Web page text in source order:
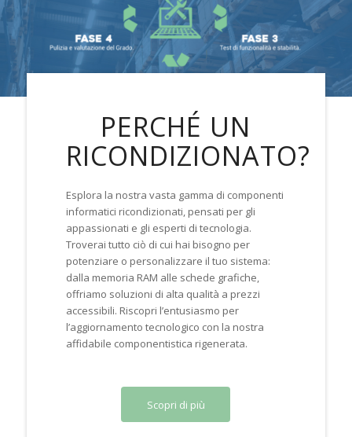
PERCHÉ UN
RICONDIZIONATO?
Esplora la nostra vasta gamma di componenti
informatici ricondizionati, pensati per gli
appassionati e gli esperti di tecnologia.
Troverai tutto ciò di cui hai bisogno per
potenziare o personalizzare il tuo sistema:
dalla memoria RAM alle schede grafiche,
offriamo soluzioni di alta qualità a prezzi
accessibili. Riscopri l’entusiasmo per
l’aggiornamento tecnologico con la nostra
affidabile componentistica rigenerata.
Scopri di più